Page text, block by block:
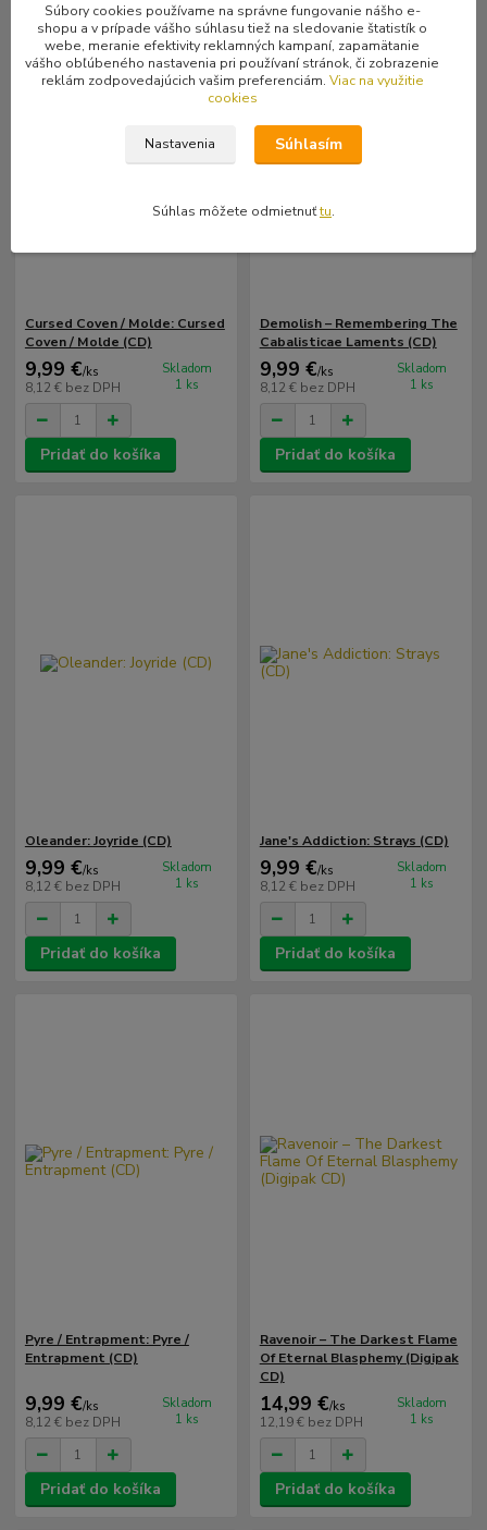
Cursed Coven / Molde: Cursed
Coven / Molde (CD)
9,99 €/ks
8,12 € bez DPH
Skladom
1 ks
Pridať do košíka
Demolish – Remembering The
Cabalisticae Laments (CD)
9,99 €/ks
8,12 € bez DPH
Skladom
1 ks
Pridať do košíka
Oleander: Joyride (CD)
9,99 €/ks
8,12 € bez DPH
Skladom
1 ks
Pridať do košíka
Jane's Addiction: Strays (CD)
9,99 €/ks
8,12 € bez DPH
Skladom
1 ks
Pridať do košíka
Pyre / Entrapment: Pyre /
Entrapment (CD)
9,99 €/ks
8,12 € bez DPH
Skladom
1 ks
Pridať do košíka
Ravenoir – The Darkest Flame
Of Eternal Blasphemy (Digipak
CD)
14,99 €/ks
12,19 € bez DPH
Skladom
1 ks
Pridať do košíka
Súbory cookies používame na správne fungovanie nášho e-
shopu a v prípade vášho súhlasu tiež na sledovanie štatistík o
webe, meranie efektivity reklamných kampaní, zapamätanie
vášho obľúbeného nastavenia pri používaní stránok, či zobrazenie
reklám zodpovedajúcich vašim preferenciám. Viac na využitie
cookies
Nastavenia Súhlasím
Súhlas môžete odmietnuťtu.